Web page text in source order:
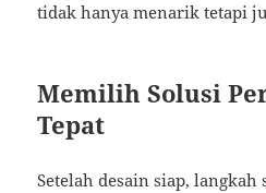
tidak hanya menarik tetapi
Memilih Solusi
Tepat
Setelah desain siap,